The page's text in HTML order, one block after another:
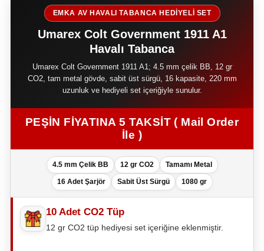
EMKA AV HAVALI TABANCA HEDİYELİ SET
Umarex Colt Government 1911 A1
Havalı Tabanca
Umarex Colt Government 1911 A1; 4.5 mm çelik BB, 12 gr
CO2, tam metal gövde, sabit üst sürgü, 16 kapasite, 220 mm
uzunluk ve hediyeli set içeriğiyle sunulur.
PEŞİN FİYATINA 5 TAKSİT ( Mail Order
İle )
4.5 mm Çelik BB 12 gr CO2 Tamamı Metal
16 Adet Şarjör Sabit Üst Sürgü 1080 gr
10 Adet CO2 Tüp
12 gr CO2 tüp hediyesi set içeriğine eklenmiştir.